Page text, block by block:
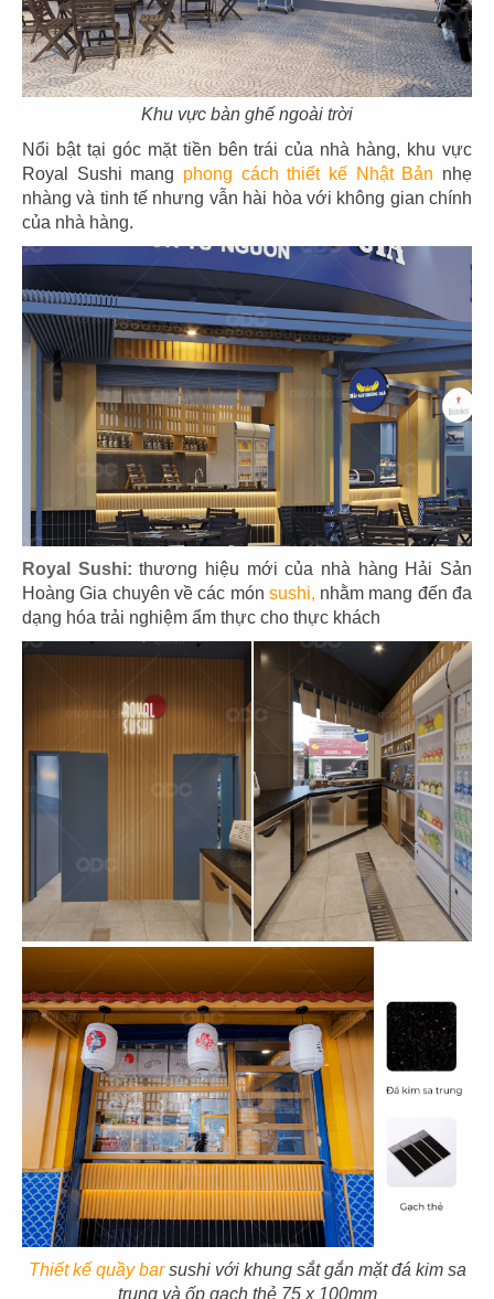
Khu vực bàn ghế ngoài trời
Nổi bật tại góc mặt tiền bên trái của nhà hàng, khu vực
Royal Sushi mang phong cách thiết kế Nhật Bản nhẹ
nhàng và tinh tế nhưng vẫn hài hòa với không gian chính
của nhà hàng.
Royal Sushi: thương hiệu mới của nhà hàng Hải Sản
Hoàng Gia chuyên về các món sushi, nhằm mang đến đa
dạng hóa trải nghiệm ẩm thực cho thực khách
Thiết kế quầy barsushi với khung sắt gắn mặt đá kim sa
trung và ốp gạch thẻ 75 x 100mm
23
HOÀNG TÂM
CN Vinhomes - Q. Bình Thạnh
24
HOÀNG TÂM
CN Nguyễn Cảnh Chân - Q.1
25
EL GAUCHO
CN Phú Mỹ Hưng
26
EL GAUCHO
CN Hikari - Bình Dương
27
EL GAUCHO
CN Xuân Thủy Q.2
28
EL GAUCHO
CN Vincom Long Biên
29 30
EL GAUCHO
CN Wink Hotel - Đà Nẵng
31
EL GAUCHO
CN Tràng Tiền, Hà Nội
32
EL GAUCHO
CN Hai Bà Trưng - Q.1
33
EL GAUCHO
34
EL GAUCHO
CN Lê Lợi